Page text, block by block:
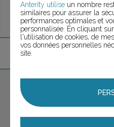
marque
Anterity utilise un nombre
similaires pour assurer la
performances optimales et
personnalisée. En cliquant
l'utilisation de cookies, de
vos données personnelles
site.